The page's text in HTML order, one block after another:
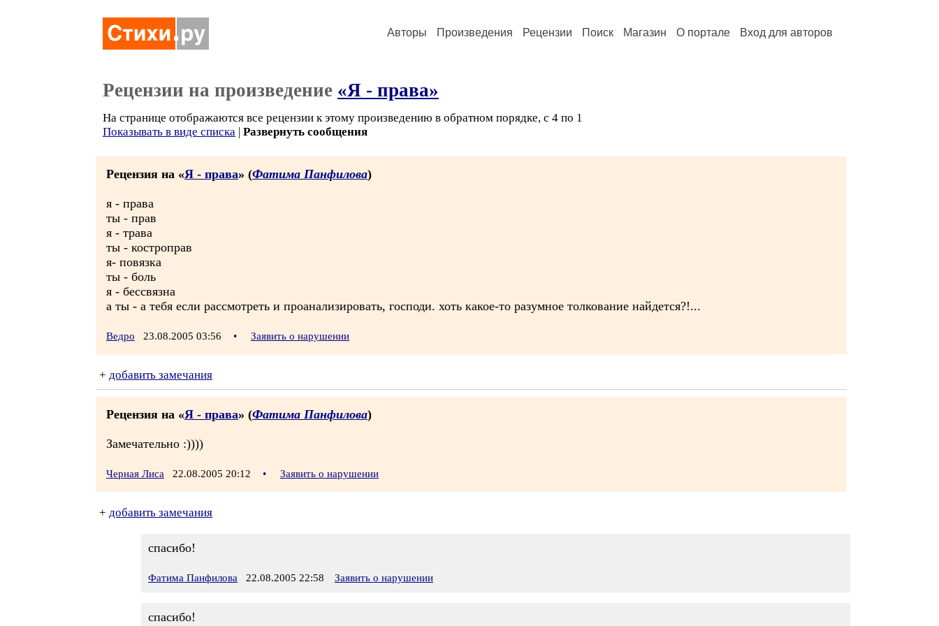
Авторы Произведения Рецензии Поиск Магазин О портале Вход для авторов
Рецензии на произведение «Я - права»
На странице отображаются все рецензии к этому произведению в обратном порядке, с 4 по 1
Показывать в виде списка | Развернуть сообщения
Рецензия на «Я - права» (Фатима Панфилова)
я - права
ты - прав
я - трава
ты - костроправ
я- повязка
ты - боль
я - бессвязна
а ты - а тебя если рассмотреть и проанализировать, господи. хоть какое-то разумное толкование найдется?!...
Ведро 23.08.2005 03:56 • Заявить о нарушении
+ добавить замечания
Рецензия на «Я - права» (Фатима Панфилова)
Замечательно :))))
Черная Лиса 22.08.2005 20:12 • Заявить о нарушении
+ добавить замечания
спасибо!
Фатима Панфилова 22.08.2005 22:58 Заявить о нарушении
спасибо!